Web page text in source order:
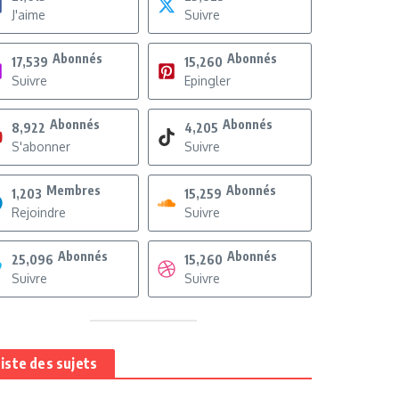
J'aime
Suivre
17,539 Abonnés
Suivre
15,260 Abonnés
Epingler
8,922 Abonnés
S'abonner
4,205 Abonnés
Suivre
1,203 Membres
Rejoindre
15,259 Abonnés
Suivre
25,096 Abonnés
Suivre
15,260 Abonnés
Suivre
des sujets